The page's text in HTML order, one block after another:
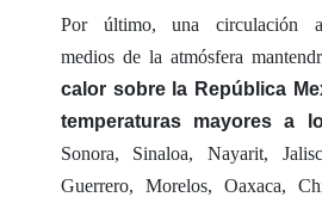
Por último, una circulación
medios de la atmósfera
calor sobre la República
temperaturas mayores a
Sonora, Sinaloa, Nayarit,
Guerrero, Morelos, Oaxaca,